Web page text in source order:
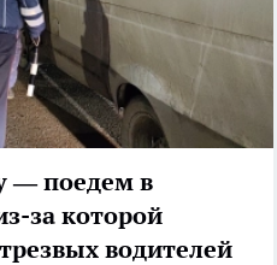
— поедем в
за которой
водителей